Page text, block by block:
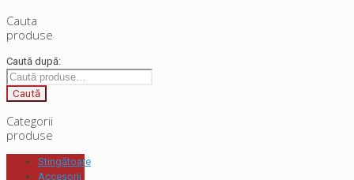
Cauta
produse
Caută după:
Caută
Categorii
produse
Stingătoare
Accesorii